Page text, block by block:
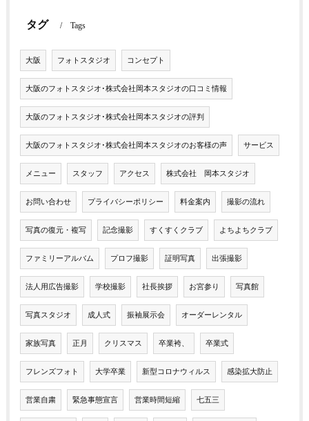
タグ Tags
大阪 フォトスタジオ コンセプト
大阪のフォトスタジオ･株式会社岡本スタジオの口コミ情報
大阪のフォトスタジオ･株式会社岡本スタジオの評判
大阪のフォトスタジオ･株式会社岡本スタジオのお客様の声 サービス
メニュー スタッフ アクセス 株式会社 岡本スタジオ
お問い合わせ プライバシーポリシー 料金案内 撮影の流れ
写真の復元・複写 記念撮影 すくすくクラブ よちよちクラブ
ファミリーアルバム プロフ撮影 証明写真 出張撮影
法人用広告撮影 学校撮影 社長挨拶 お宮参り 写真館
写真スタジオ 成人式 振袖展示会 オーダーレンタル
家族写真 正月 クリスマス 卒業袴、 卒業式
フレンズフォト 大学卒業 新型コロナウィルス 感染拡大防止
営業自粛 緊急事態宣言 営業時間短縮 七五三